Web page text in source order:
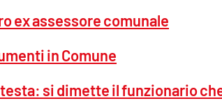
ex assessore comunale
in Comune
si dimette il funzionario